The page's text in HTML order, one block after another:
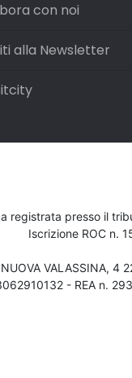
con noi
alla Newsletter
registrata presso il
Iscrizione ROC n.
VALASSINA, 4
- REA n.